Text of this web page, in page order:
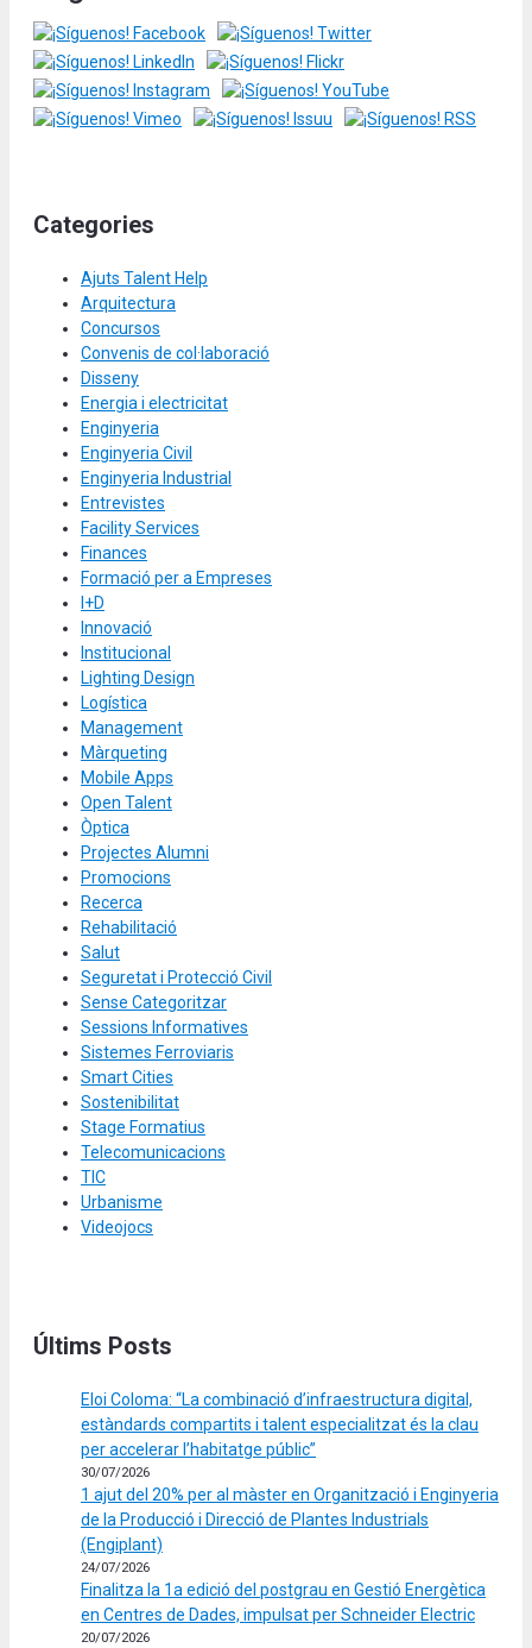
Categories
Ajuts Talent Help
Arquitectura
Concursos
Convenis de col·laboració
Disseny
Energia i electricitat
Enginyeria
Enginyeria Civil
Enginyeria Industrial
Entrevistes
Facility Services
Finances
Formació per a Empreses
I+D
Innovació
Institucional
Lighting Design
Logística
Management
Màrqueting
Mobile Apps
Open Talent
Òptica
Projectes Alumni
Promocions
Recerca
Rehabilitació
Salut
Seguretat i Protecció Civil
Sense Categoritzar
Sessions Informatives
Sistemes Ferroviaris
Smart Cities
Sostenibilitat
Stage Formatius
Telecomunicacions
TIC
Urbanisme
Videojocs
Últims Posts
Eloi Coloma: “La combinació d’infraestructura digital,
estàndards compartits i talent especialitzat és la clau
per accelerar l’habitatge públic”
30/07/2026
1 ajut del 20% per al màster en Organització i Enginyeria
de la Producció i Direcció de Plantes Industrials
(Engiplant)
24/07/2026
Finalitza la 1a edició del postgrau en Gestió Energètica
en Centres de Dades, impulsat per Schneider Electric
20/07/2026